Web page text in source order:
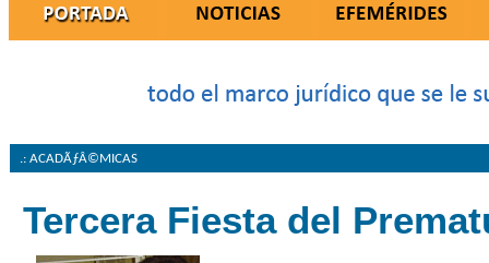
.: ACADÃƒÂ©MICAS
Tercera Fiesta del